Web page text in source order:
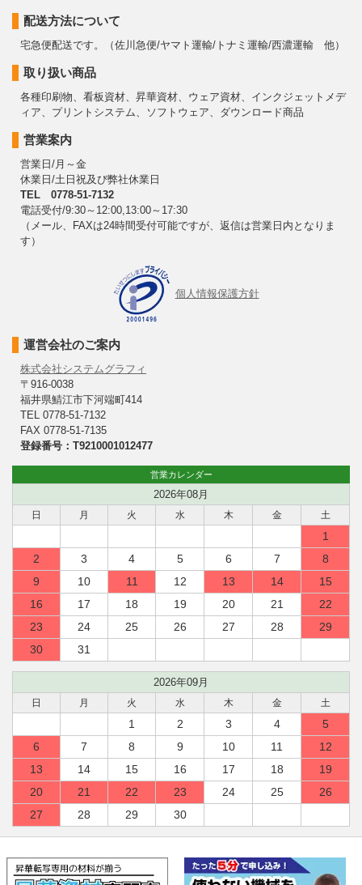
配送方法について
宅急便配送です。（佐川急便/ヤマト運輸/トナミ運輸/西濃運輸 他）
取り扱い商品
各種印刷物、看板資材、昇華資材、ウェア資材、インクジェットメデ
ィア、プリントシステム、ソフトウェア、ダウンロード商品
営業案内
営業日/月～金
休業日/土日祝及び弊社休業日
TEL 0778-51-7132
電話受付/9:30～12:00,13:00～17:30
（メール、FAXは24時間受付可能ですが、返信は営業日内となりま
す）
個人情報保護方針
運営会社のご案内
株式会社システムグラフィ
〒916-0038
福井県鯖江市下河端町414
TEL 0778-51-7132
FAX 0778-51-7135
登録番号：T9210001012477
営業カレンダー
2026年08月
日 月 火 水 木 金 土
1
2
3 4 5 6 7
8
9
10 11 12 13 14
15
16
17 18 19 20 21
22
23
24 25 26 27 28
29
30
31
2026年09月
日 月 火 水 木 金 土
1 2 3 4
5
6
7 8 9 10 11
12
13
14 15 16 17 18
19
20
21 22 23 24 25
26
27
28 29 30